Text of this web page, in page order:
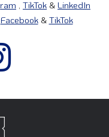
, TikTok & LinkedIn
Facebook& TikTok